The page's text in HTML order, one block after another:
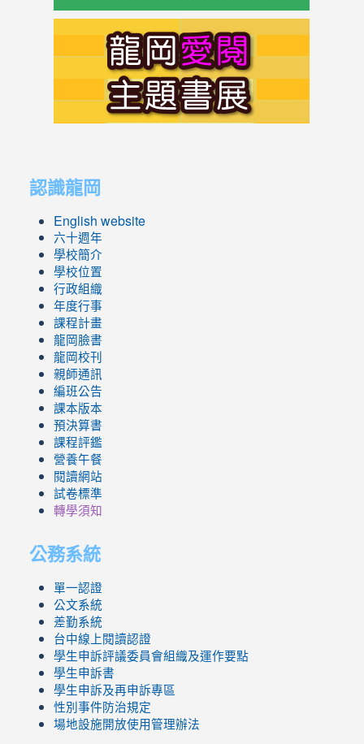
認識龍岡
English website
六十週年
學校簡介
學校位置
行政組織
年度行事
課程計畫
龍岡臉書
龍岡校刊
親師通訊
編班公告
課本版本
預決算書
課程評鑑
營養午餐
閱讀網站
試卷標準
轉學須知
公務系統
單一認證
公文系統
差勤系統
台中線上閱讀認證
學生申訴評議委員會組織及運作要點
學生申訴書
學生申訴及再申訴專區
性別事件防治規定
場地設施開放使用管理辦法